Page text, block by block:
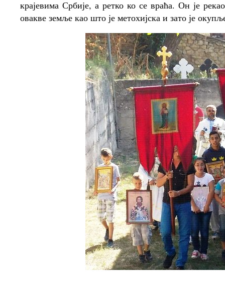
крајевима Србије, а ретко ко се враћа. Он је
овакве земље као што је метохијска и зато је